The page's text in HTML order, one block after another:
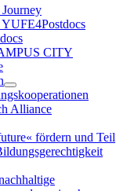
YUFE4Postdocs
CITY
Alliance
fördern und Teil